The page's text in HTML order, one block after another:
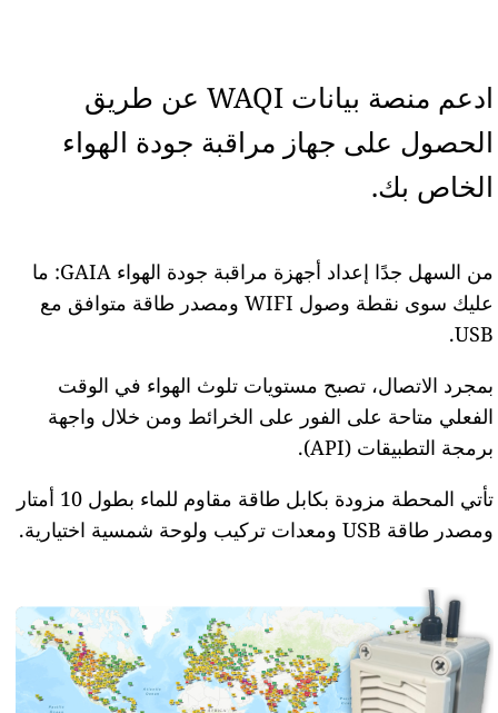
ادعم منصة بيانات WAQI عن طريق
الحصول على جهاز مراقبة جودة الهواء
الخاص بك.
من السهل جدًا إعداد أجهزة مراقبة جودة الهواء GAIA: ما
عليك سوى نقطة وصول WIFI ومصدر طاقة متوافق مع
USB.
بمجرد الاتصال، تصبح مستويات تلوث الهواء في الوقت
الفعلي متاحة على الفور على الخرائط ومن خلال واجهة
برمجة التطبيقات (API).
تأتي المحطة مزودة بكابل طاقة مقاوم للماء بطول 10 أمتار
ومصدر طاقة USB ومعدات تركيب ولوحة شمسية اختيارية.